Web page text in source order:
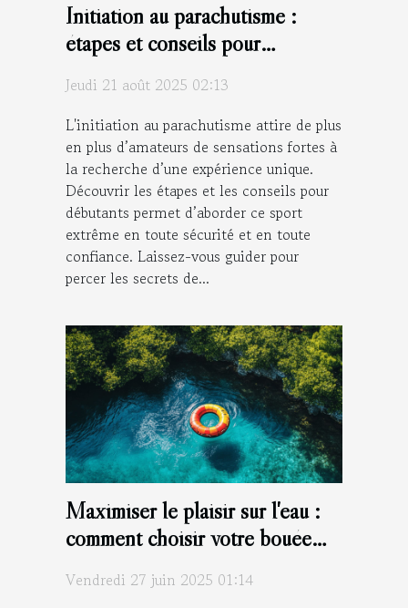
Initiation au parachutisme :
étapes et conseils pour
Jeudi 21 août 2025 02:13
L'initiation au parachutisme attire de plus
en plus d’amateurs de sensations fortes à
la recherche d’une expérience unique.
Découvrir les étapes et les conseils pour
débutants permet d’aborder ce sport
extrême en toute sécurité et en toute
confiance. Laissez-vous guider pour
percer les secrets de...
Maximiser le plaisir sur l'eau :
comment choisir votre bouée
Vendredi 27 juin 2025 01:14